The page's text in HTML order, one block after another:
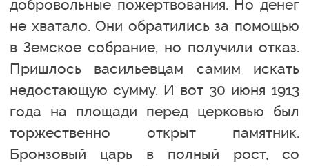
добровольные пожертвования. Но денег
не хватало. Они обратились за помощью
в Земское собрание, но получили отказ.
Пришлось васильевцам самим искать
недостающую сумму. И вот 30 июня 1913
года на площади перед церковью был
торжественно открыт памятник.
Бронзовый царь в полный рост, со